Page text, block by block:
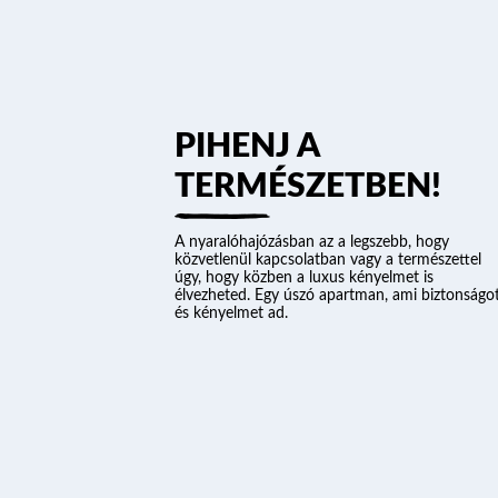
PIHENJ A
TERMÉSZETBEN!
A nyaralóhajózásban az a legszebb, hogy
közvetlenül kapcsolatban vagy a természettel
úgy, hogy közben a luxus kényelmet is
élvezheted. Egy úszó apartman, ami
és kényelmet ad.